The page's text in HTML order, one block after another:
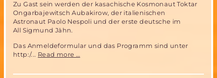
Zu Gast sein werden der kasachische Kosmonaut Toktar
Ongarbajewitsch Aubakirow, der italienischen
Astronaut Paolo Nespoli und der erste deutsche im
All Sigmund Jähn.
Das Anmeldeformular und das Programm sind unter
http:/... Read more …